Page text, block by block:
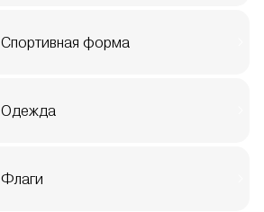
Спортивная форма
Одежда
Флаги